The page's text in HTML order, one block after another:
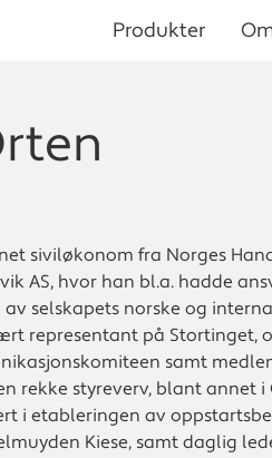
Produkter
siviløkonom fra Norges
AS, hvor han bl.a. hadde
selskapets norske og
representant på Stortinget,
samt
rekke styreverv, blant annet i
i etableringen av
Kiese, samt daglig